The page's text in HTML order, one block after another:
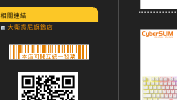
相關連結
大衛肯尼旗鑑店